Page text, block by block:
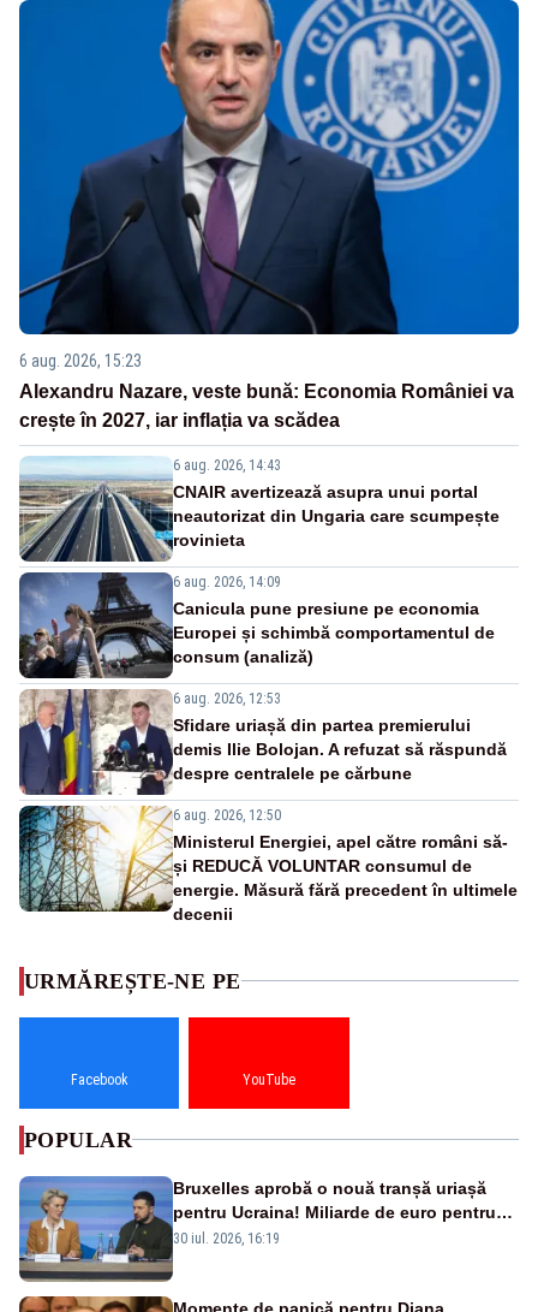
6 aug. 2026, 15:23
Alexandru Nazare, veste bună: Economia României va
crește în 2027, iar inflația va scădea
6 aug. 2026, 14:43
CNAIR avertizează asupra unui portal
neautorizat din Ungaria care scumpește
rovinieta
6 aug. 2026, 14:09
Canicula pune presiune pe economia
Europei și schimbă comportamentul de
consum (analiză)
6 aug. 2026, 12:53
Sfidare uriașă din partea premierului
demis Ilie Bolojan. A refuzat să răspundă
despre centralele pe cărbune
6 aug. 2026, 12:50
Ministerul Energiei, apel către români să-
și REDUCĂ VOLUNTAR consumul de
energie. Măsură fără precedent în ultimele
decenii
URMĂREȘTE-NE PE
Facebook YouTube
POPULAR
Bruxelles aprobă o nouă tranșă uriașă
pentru Ucraina! Miliarde de euro pentru
armament și apărare
30 iul. 2026, 16:19
Momente de panică pentru Diana